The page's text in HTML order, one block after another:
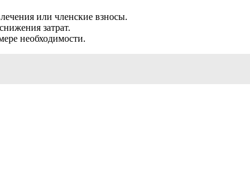
или членские взносы.
затрат.
необходимости.